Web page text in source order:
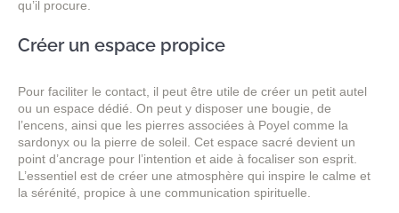
qu’il procure.
Créer un espace propice
Pour faciliter le contact, il peut être utile de créer un petit autel
ou un espace dédié. On peut y disposer une bougie, de
l’encens, ainsi que les pierres associées à Poyel comme la
sardonyx ou la pierre de soleil. Cet espace sacré devient un
point d’ancrage pour l’intention et aide à focaliser son esprit.
L’essentiel est de créer une atmosphère qui inspire le calme et
la sérénité, propice à une communication spirituelle.